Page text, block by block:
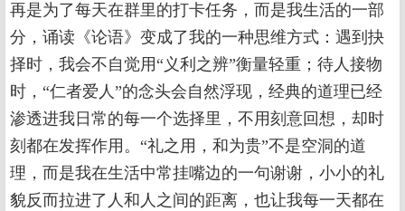
再是为了每天在群里的打卡任务，而是我生活的一部
分，诵读《论语》变成了我的一种思维方式：遇到抉
择时，我会不自觉用“义利之辨”衡量轻重；待人接物
时，“仁者爱人”的念头会自然浮现，经典的道理已经
渗透进我日常的每一个选择里，不用刻意回想，却时
刻都在发挥作用。“礼之用，和为贵”不是空洞的道
理，而是我在生活中常挂嘴边的一句谢谢，小小的礼
貌反而拉进了人和人之间的距离，也让我每一天都在